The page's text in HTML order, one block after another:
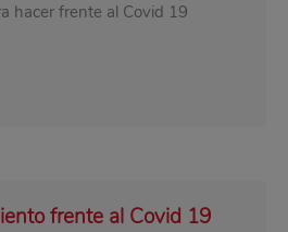
hacer frente al Covid 19
frente al Covid 19